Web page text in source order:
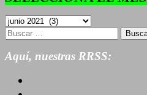
SELECCIONA
EL
MES
Buscar:
Aquí, nuestras RRSS: